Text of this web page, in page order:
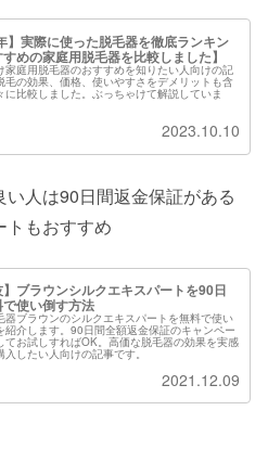
】実際に使った脱毛器を徹底ランキン
めの家庭用脱毛器を比較しました】
家庭用脱毛器のおすすめを知りたい人向けの記
毛の効果、価格、使いやすさをデメリットも含
に比較しました。ぶっちゃけて解説していま
2023.10.10
人は90日間返金保証がある
トもおすすめ
】ブラウンシルクエキスパートを90日
使い倒す方法
器ブラウンのシルクエキスパートを無料で使い
紹介します。90日間全額返金保証のキャンペー
てお試しすればOK。高価な脱毛器の効果を実感
入したい人向けの記事です。
2021.12.09